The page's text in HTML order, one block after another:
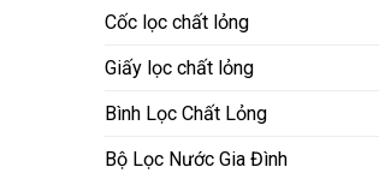
Cốc lọc chất lỏng
Giấy lọc chất lỏng
Bình Lọc Chất Lỏng
Bộ Lọc Nước Gia Đình